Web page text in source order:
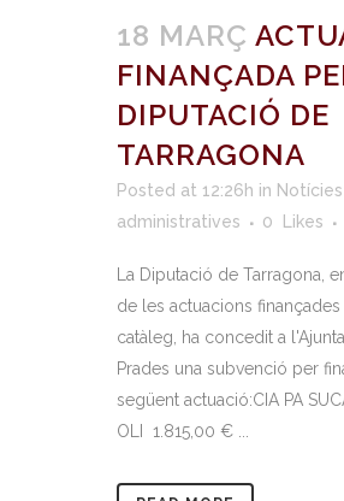
18 MARÇ
FINANÇADA
DIPUTACIÓ DE
TARRAGONA
Posted at 12:26h in Notícies
administratives
0 Likes
La Diputació de Tarragona,
de les actuacions
catàleg, ha concedit a
Prades una subvenció per
següent actuació:CIA PA
OLI 1.815,00 € ...